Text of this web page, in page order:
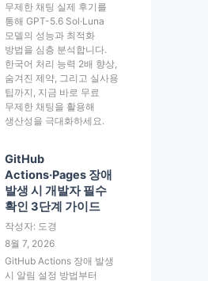
무제한 채팅 실제 후기를
통해 GPT-5.6 Sol·Luna
모델의 성능과 최적화
방법을 심층 분석합니다.
한국어 처리 능력 2배 향상,
숨겨진 제약, 그리고 실사용
팁까지, 지금 바로 무료
무제한 채팅을 활용해
생산성을 극대화하세요.
GitHub
Actions·Pages 장애
발생 시 개발자 필수
확인 3단계 가이드
작성자: 도경
8월 7, 2026
GitHub Actions 장애 발생
시 알림 설정 방법부터